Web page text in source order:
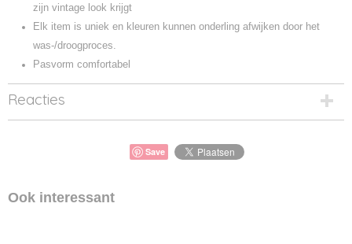
zijn vintage look krijgt
Elk item is uniek en kleuren kunnen onderling afwijken door het
was-/droogproces.
Pasvorm comfortabel
Reacties
Save
Ook interessant